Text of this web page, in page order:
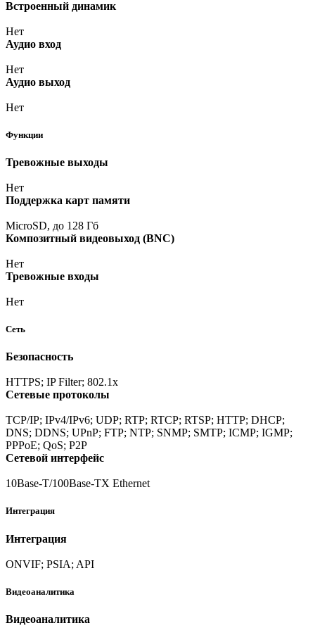
Встроенный динамик
Нет
Аудио вход
Нет
Аудио выход
Нет
Функции
Тревожные выходы
Нет
Поддержка карт памяти
MicroSD, до 128 Гб
Композитный видеовыход (BNC)
Нет
Тревожные входы
Нет
Сеть
Безопасность
HTTPS; IP Filter; 802.1x
Сетевые протоколы
TCP/IP; IPv4/IPv6; UDP; RTP; RTCP; RTSP; HTTP; DHCP;
DNS; DDNS; UPnP; FTP; NTP; SNMP; SMTP; ICMP; IGMP;
PPPoE; QoS; P2P
Сетевой интерфейс
10Base-T/100Base-TX Ethernet
Интеграция
Интеграция
ONVIF; PSIA; API
Видеоаналитика
Видеоаналитика